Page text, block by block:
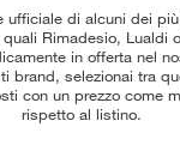
ufficiale di alcuni dei
Rimadesio, Lualdi o
in offerta nel
brand, selezionai tra
con un prezzo come
rispetto al listino.